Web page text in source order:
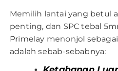
Memilih lantai yang betul
penting, dan SPC tebal
Primelay menonjol
adalah sebab-sebabnya: